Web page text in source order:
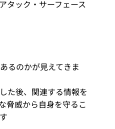
タック・サーフェース
るのかが見えてきま
た後、関連する情報を
脅威から自身を守るこ